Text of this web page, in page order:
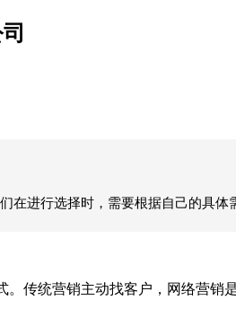
进行选择时，需要根据自己的具体
传统营销主动找客户，网络营销